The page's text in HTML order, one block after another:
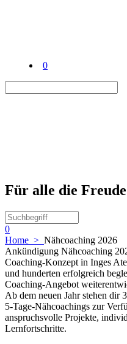
0
Für alle die
0
Home > Nähcoaching 2026
Ankündigung Nähcoaching
Coaching-Konzept in Inges
und hunderten erfolgreich
Coaching-Angebot
Ab dem neuen Jahr stehen dir
5-Tage-Nähcoachings zur
anspruchsvolle Projekte,
Lernfortschritte.